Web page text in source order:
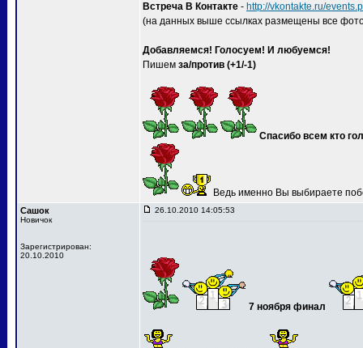
Встреча В Контакте - http://vkontakte.ru/
(на данных выше ссылках размещены все
Добавляемся! Голосуем! И любуемся!
Пишем за/против (+1/-1)
Спасибо всем кто
Ведь именно Вы выбираете
Сашок
Новичок
Зарегистрирован:
20.10.2010
26.10.2010 14:05:53
7 ноября финал